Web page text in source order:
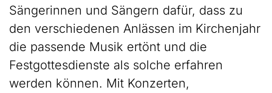
Sängerinnen und Sängern dafür, dass zu
den verschiedenen Anlässen im Kirchenjahr
die passende Musik ertönt und die
Festgottesdienste als solche erfahren
werden können. Mit Konzerten,